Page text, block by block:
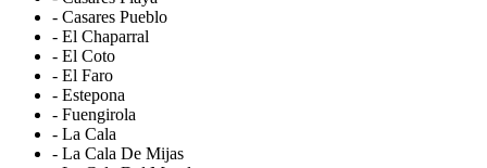
- Casares Pueblo
- El Chaparral
- El Coto
- El Faro
- Estepona
- Fuengirola
- La Cala
- La Cala De Mijas